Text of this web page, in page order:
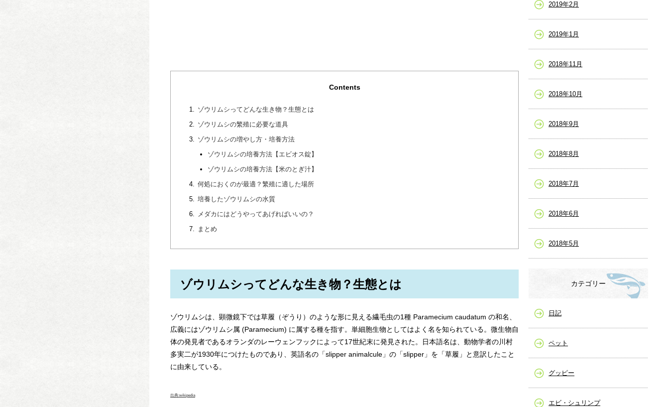
Contents
ゾウリムシってどんな生き物？生態とは
ゾウリムシの繁殖に必要な道具
ゾウリムシの増やし方・培養方法
ゾウリムシの培養方法【エビオス錠】
ゾウリムシの培養方法【米のとぎ汁】
何処におくのが最適？繁殖に適した場所
培養したゾウリムシの水質
メダカにはどうやってあげればいいの？
まとめ
ゾウリムシってどんな生き物？生態とは
ゾウリムシは、顕微鏡下では草履（ぞうり）のような形に見える繊毛虫の1種 Paramecium caudatum の和名、
広義にはゾウリムシ属 (Paramecium) に属する種を指す。単細胞生物としてはよく名を知られている。微生物自
体の発見者であるオランダのレーウェンフックによって17世紀末に発見された。日本語名は、動物学者の川村
多実二が1930年につけたものであり、英語名の「slipper animalcule」の「slipper」を「草履」と意訳したこと
に由来している。
出典:wikipedia
2019年2月
2019年1月
2018年11月
2018年10月
2018年9月
2018年8月
2018年7月
2018年6月
2018年5月
カテゴリー
日記
ペット
グッピー
エビ・シュリンプ